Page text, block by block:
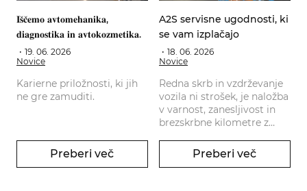
𝐈𝐬̌𝐜̌𝐞𝐦𝐨 𝐚𝐯𝐭𝐨𝐦𝐞𝐡𝐚𝐧𝐢𝐤𝐚,
𝐝𝐢𝐚𝐠𝐧𝐨𝐬𝐭𝐢𝐤𝐚 𝐢𝐧 𝐚𝐯𝐭𝐨𝐤𝐨𝐳𝐦𝐞𝐭𝐢𝐤𝐚.
Novice
19. 06. 2026
Karierne priložnosti, ki jih
ne gre zamuditi.
Preberi več
A2S servisne ugodnosti, ki
se vam izplačajo
Novice
18. 06. 2026
Redna skrb in vzdrževanje
vozila ni strošek, je naložba
v varnost, zanesljivost in
brezskrbne kilometre z
Preberi več